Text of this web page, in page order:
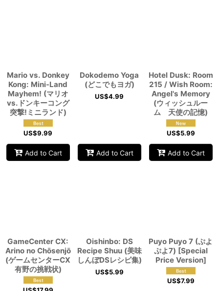
Mario vs. Donkey
Kong: Mini-Land
Mayhem! (マリオ
vs.ドンキーコング
突撃!ミニランド)
US$9.99
Add to Cart
Dokodemo Yoga
(どこでもヨガ)
US$4.99
Add to Cart
Hotel Dusk: Room
215 / Wish Room:
Angel's Memory
(ウィッシュルー
ム 天使の記憶)
US$5.99
Add to Cart
GameCenter CX:
Arino no Chōsenjō
(ゲームセンターCX
有野の挑戦状)
Oishinbo: DS
Recipe Shuu (美味
しんぼDSレシピ集)
US$5.99
Puyo Puyo 7 (ぷよ
ぷよ7) [Special
Price Version]
US$7.99